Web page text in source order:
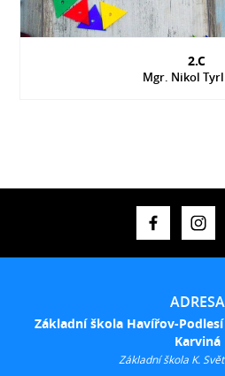
2.C
Mgr. Nikol
ADRESA
Základní škola Havířov-
Karviná
Základní škola K.